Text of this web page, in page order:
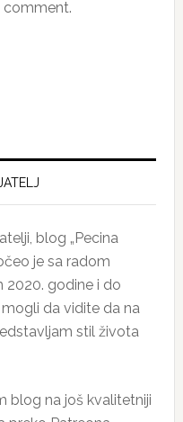
comment.
blog „Pecina
je sa radom
2020. godine i do
da vidite da na
stil života
blog na još kvalitetniji